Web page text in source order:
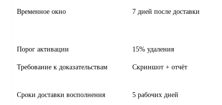
Временное окно 7 дней после доставки
Порог активации 15% удаления
Требование к доказательствам Скриншот + отчёт
Сроки доставки восполнения 5 рабочих дней